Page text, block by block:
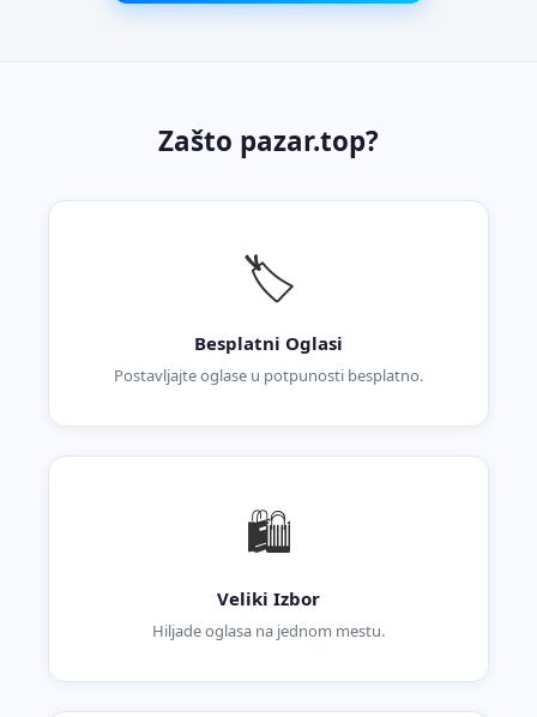
Zašto pazar.top?
🏷️
Besplatni Oglasi
Postavljajte oglase u potpunosti besplatno.
🛍️
Veliki Izbor
Hiljade oglasa na jednom mestu.